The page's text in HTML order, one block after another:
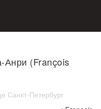
Анри (François
Санкт-Петербург